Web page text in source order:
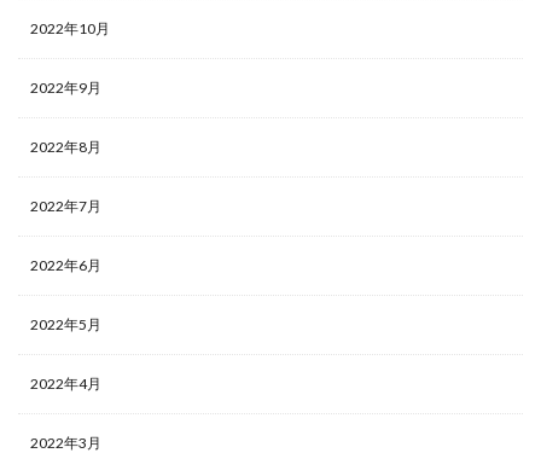
2022年10月
2022年9月
2022年8月
2022年7月
2022年6月
2022年5月
2022年4月
2022年3月